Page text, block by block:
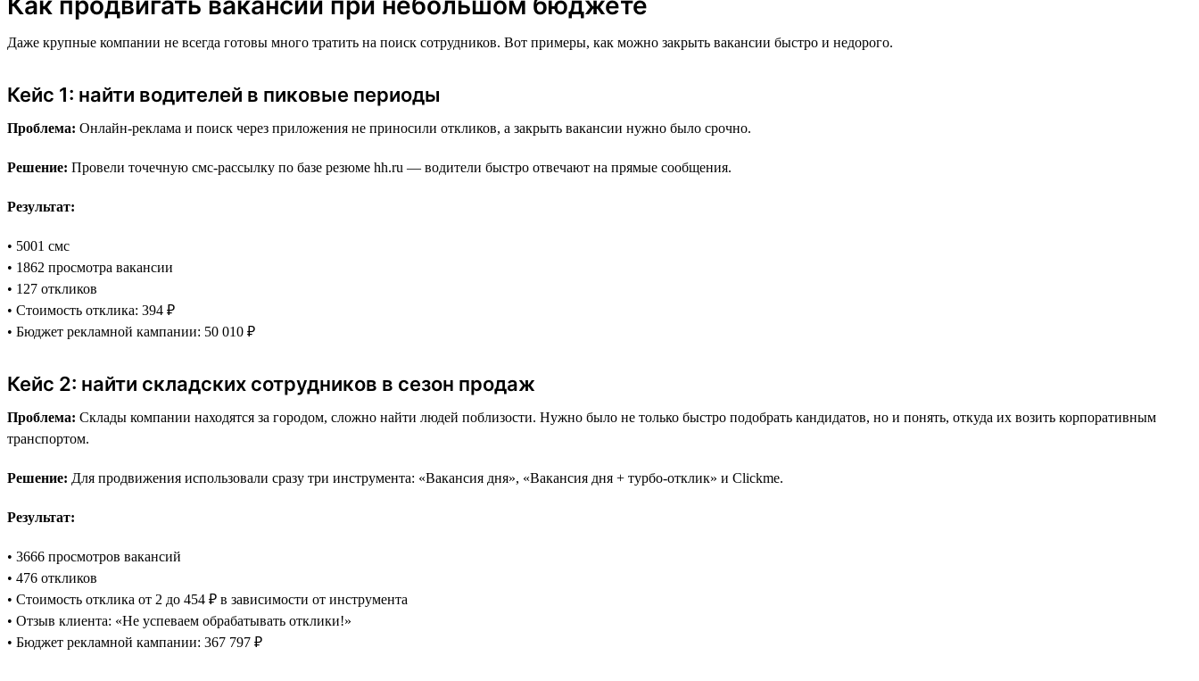
Даже крупные компании не всегда готовы много тратить на поиск сотрудников. Вот примеры, как можно закрыть вакансии быстро и недорого.
Кейс 1: найти водителей в пиковые периоды
Проблема: Онлайн-реклама и поиск через приложения не приносили откликов, а закрыть вакансии нужно было срочно.
Решение: Провели точечную смс-рассылку по базе резюме hh.ru — водители быстро отвечают на прямые сообщения.
Результат:
• 5001 смс
• 1862 просмотра вакансии
• 127 откликов
• Стоимость отклика: 394 ₽
• Бюджет рекламной кампании: 50 010 ₽
Кейс 2: найти складских сотрудников в сезон продаж
Проблема: Склады компании находятся за городом, сложно найти людей поблизости. Нужно было не только быстро подобрать кандидатов, но и понять, откуда их возить корпоративным
транспортом.
Решение: Для продвижения использовали сразу три инструмента: «Вакансия дня», «Вакансия дня + турбо-отклик» и Clickme.
Результат:
• 3666 просмотров вакансий
• 476 откликов
• Стоимость отклика от 2 до 454 ₽ в зависимости от инструмента
• Отзыв клиента: «Не успеваем обрабатывать отклики!»
• Бюджет рекламной кампании: 367 797 ₽